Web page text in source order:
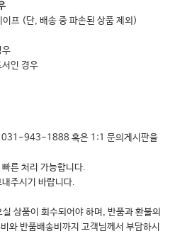
프 (단, 배송 중 파손된 상품 제외)
우
인 경우
031-943-1888 혹은 1:1 문의게시판을
른 처리 가능합니다.
주시기 바랍니다.
상품이 회수되어야 하며, 반품과 환불의
와 반품배송비까지 고객님께서 부담하시